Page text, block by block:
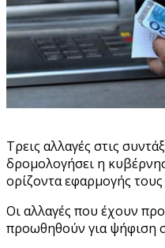
Τρεις αλλαγές στις
δρομολογήσει η
ορίζοντα εφαρμογής
Οι αλλαγές που έχουν
προωθηθούν για ψήφιση